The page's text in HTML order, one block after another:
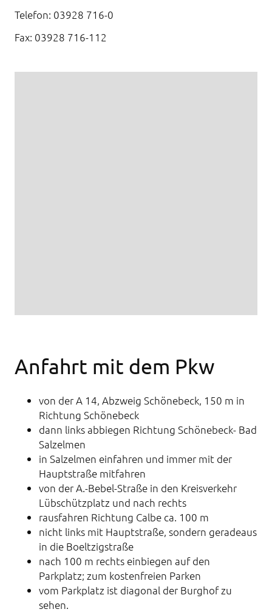
Telefon: 03928 716-0
Fax: 03928 716-112
Anfahrt mit dem Pkw
von der A 14, Abzweig Schönebeck, 150 m in
Richtung Schönebeck
dann links abbiegen Richtung Schönebeck- Bad
Salzelmen
in Salzelmen einfahren und immer mit der
Hauptstraße mitfahren
von der A.-Bebel-Straße in den Kreisverkehr
Lübschützplatz und nach rechts
rausfahren Richtung Calbe ca. 100 m
nicht links mit Hauptstraße, sondern geradeaus
in die Boeltzigstraße
nach 100 m rechts einbiegen auf den
Parkplatz; zum kostenfreien Parken
vom Parkplatz ist diagonal der Burghof zu
sehen.